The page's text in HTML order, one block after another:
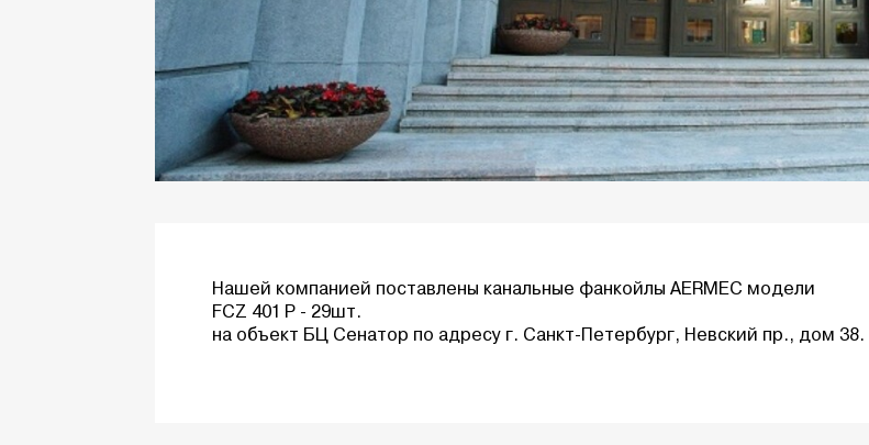
Нашей компанией поставлены канальные фанкойлы AERMEC модели
FCZ 401 P - 29шт.
на объект БЦ Сенатор по адресу г. Санкт-Петербург, Невский пр., дом 38.